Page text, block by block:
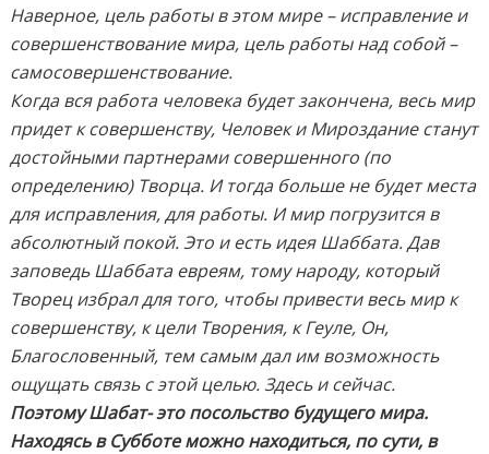
Наверное, цель работы в этом мире – исправление и
совершенствование мира, цель работы над собой –
самосовершенствование.
Когда вся работа человека будет закончена, весь мир
придет к совершенству, Человек и Мироздание станут
достойными партнерами совершенного (по
определению) Творца. И тогда больше не будет места
для исправления, для работы. И мир погрузится в
абсолютный покой. Это и есть идея Шаббата. Дав
заповедь Шаббата евреям, тому народу, который
Творец избрал для того, чтобы привести весь мир к
совершенству, к цели Творения, к Геуле, Он,
Благословенный, тем самым дал им возможность
ощущать связь с этой целью. Здесь и сейчас.
Поэтому Шабат- это посольство будущего мира.
Находясь в Субботе можно находиться, по сути, в